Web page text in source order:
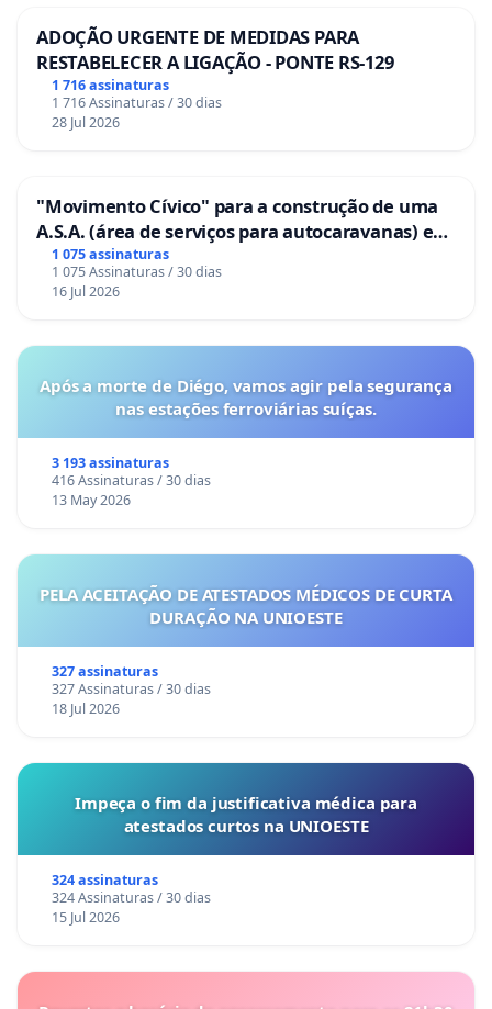
ADOÇÃO URGENTE DE MEDIDAS PARA
RESTABELECER A LIGAÇÃO - PONTE RS-129
1 716 assinaturas
1 716 Assinaturas / 30 dias
28 Jul 2026
"Movimento Cívico" para a construção de uma
A.S.A. (área de serviços para autocaravanas) em
Coimbra
1 075 assinaturas
1 075 Assinaturas / 30 dias
16 Jul 2026
Após a morte de Diégo, vamos agir pela segurança
nas estações ferroviárias suíças.
3 193 assinaturas
416 Assinaturas / 30 dias
13 May 2026
PELA ACEITAÇÃO DE ATESTADOS MÉDICOS DE CURTA
DURAÇÃO NA UNIOESTE
327 assinaturas
327 Assinaturas / 30 dias
18 Jul 2026
Impeça o fim da justificativa médica para
atestados curtos na UNIOESTE
324 assinaturas
324 Assinaturas / 30 dias
15 Jul 2026